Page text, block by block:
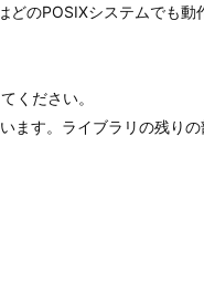
のPOSIXシステムでも動
ください。
ます。ライブラリの残り